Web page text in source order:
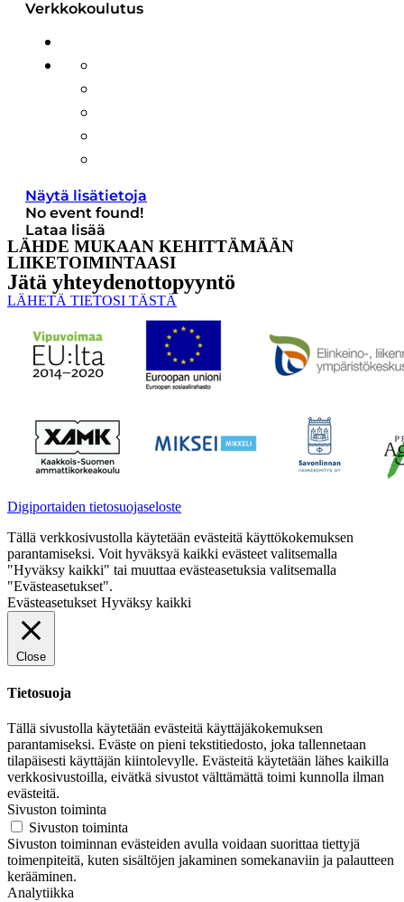
Verkkokoulutus
Näytä lisätietoja
No event found!
Lataa lisää
LÄHDE MUKAAN KEHITTÄMÄÄN
LIIKETOIMINTAASI
Jätä yhteyden­ottopyyntö
LÄHETÄ TIETOSI TÄSTÄ
Digiportaiden tietosuojaseloste
Tällä verkkosivustolla käytetään evästeitä käyttökokemuksen
parantamiseksi. Voit hyväksyä kaikki evästeet valitsemalla
"Hyväksy kaikki" tai muuttaa evästeasetuksia valitsemalla
"Evästeasetukset".
Evästeasetukset Hyväksy kaikki
Close
Tietosuoja
Tällä sivustolla käytetään evästeitä käyttäjäkokemuksen
parantamiseksi. Eväste on pieni tekstitiedosto, joka tallennetaan
tilapäisesti käyttäjän kiintolevylle. Evästeitä käytetään lähes kaikilla
verkkosivustoilla, eivätkä sivustot välttämättä toimi kunnolla ilman
evästeitä.
Sivuston toiminta
Sivuston toiminta
Sivuston toiminnan evästeiden avulla voidaan suorittaa tiettyjä
toimenpiteitä, kuten sisältöjen jakaminen somekanaviin ja palautteen
kerääminen.
Analytiikka